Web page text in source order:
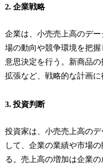
2. 企業戦略
企業は、小売売上高のデ
場の動向や競争環境を把
意思決定を行う。新商品
拡張など、戦略的な計画に
3. 投資判断
投資家は、小売売上高のデ
して、企業の業績や市場
る。売上高の増加は企業の